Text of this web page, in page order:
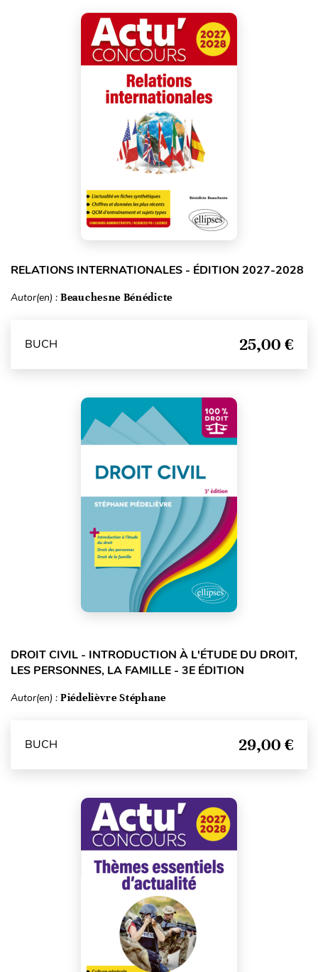
RELATIONS INTERNATIONALES - ÉDITION 2027-2028
Autor(en) : Beauchesne Bénédicte
BUCH 25,00 €
DROIT CIVIL - INTRODUCTION À L'ÉTUDE DU DROIT,
LES PERSONNES, LA FAMILLE - 3E ÉDITION
Autor(en) : Piédelièvre Stéphane
BUCH 29,00 €